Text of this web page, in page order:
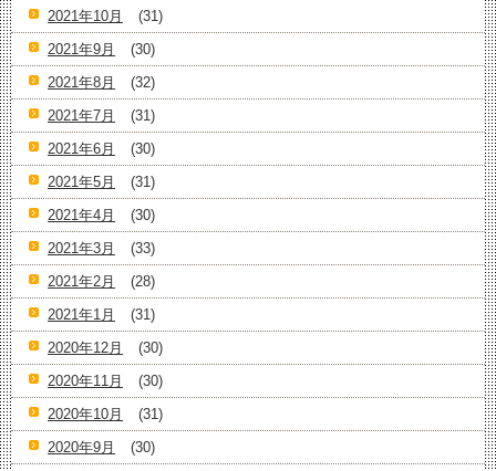
2021年10月
(31)
2021年9月
(30)
2021年8月
(32)
2021年7月
(31)
2021年6月
(30)
2021年5月
(31)
2021年4月
(30)
2021年3月
(33)
2021年2月
(28)
2021年1月
(31)
2020年12月
(30)
2020年11月
(30)
2020年10月
(31)
2020年9月
(30)